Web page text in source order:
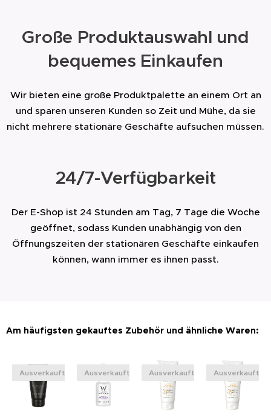
Große Produktauswahl und
bequemes Einkaufen
Wir bieten eine große Produktpalette an einem Ort an
und sparen unseren Kunden so Zeit und Mühe, da sie
nicht mehrere stationäre Geschäfte aufsuchen müssen.
24/7-Verfügbarkeit
Der E-Shop ist 24 Stunden am Tag, 7 Tage die Woche
geöffnet, sodass Kunden unabhängig von den
Öffnungszeiten der stationären Geschäfte einkaufen
können, wann immer es ihnen passt.
Am häufigsten gekauftes Zubehör und ähnliche Waren:
Ausverkauft Ausverkauft Ausverkauft Ausverkauft